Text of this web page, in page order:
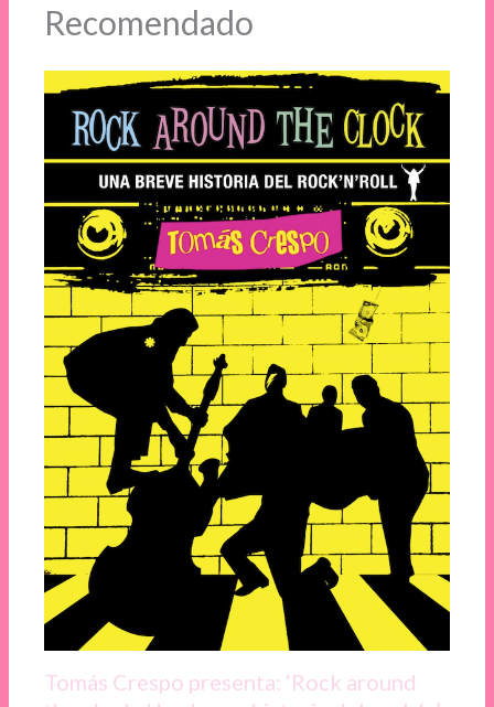
Recomendado
Tomás Crespo presenta: ‘Rock around